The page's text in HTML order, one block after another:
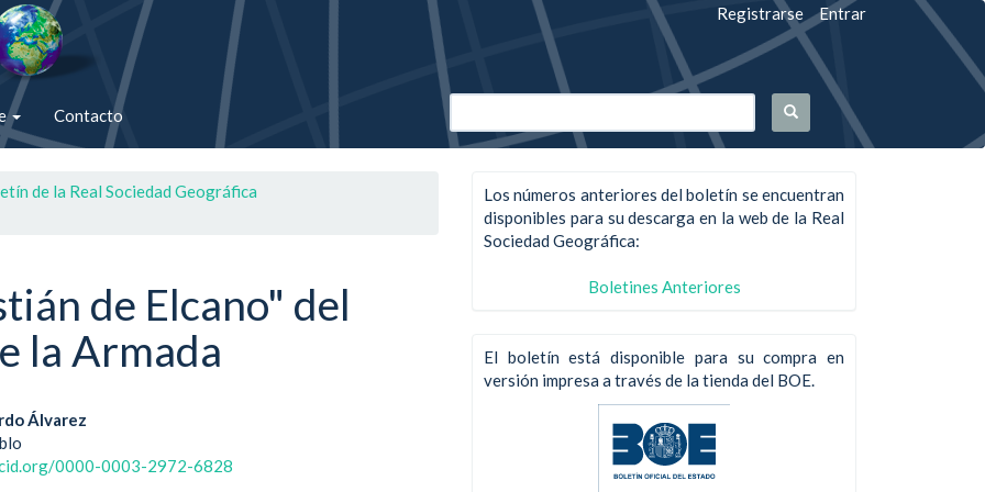
Registrarse Entrar
Contacto
de la Real Sociedad Geográfica
de Elcano" del
la Armada
Álvarez
0000-0003-2972-6828
Los números anteriores del boletín se encuentran
disponibles para su descarga en la web de la Real
Sociedad Geográfica:
Boletines Anteriores
El boletín está disponible para su compra en
versión impresa a través de la tienda del BOE.